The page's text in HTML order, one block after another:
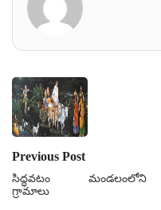
Previous Post
సిద్ధవటం మండలంలోని
గ్రామాలు